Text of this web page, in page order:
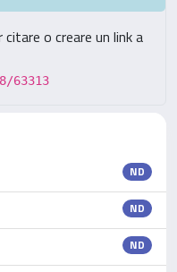
o creare un link a
63313
ND
ND
ND